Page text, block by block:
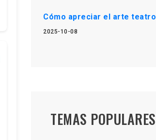
Cómo apreciar el arte teatro
2025-10-08
TEMAS POPULARES